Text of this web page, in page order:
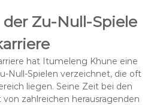
Zu-Null-Spiele
hat Itumeleng Khune eine
Null-Spielen verzeichnet, die oft
liegen. Seine Zeit bei den
zahlreichen herausragenden